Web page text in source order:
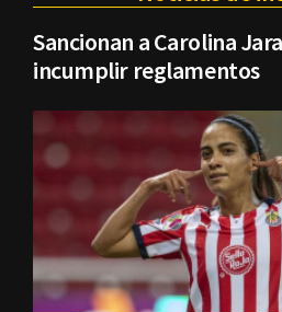
Sancionan a Carolina
incumplir reglamentos